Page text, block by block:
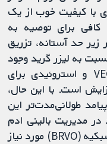
با کیفیت خوب از یک
برای توصیه به
زیر حد آستانه، تزریق
به لیزر گرید وجود
ندارد. محبوبیت درمان‌های آنتی-VEGF و استروئیدی برای
است. با این حال،
طولانی‌مدت‌تر این
در مدیریت بالینی ادم
ماکولار پس از انسداد شاخه‌ای ورید شبکیه (BRVO) مورد نیاز